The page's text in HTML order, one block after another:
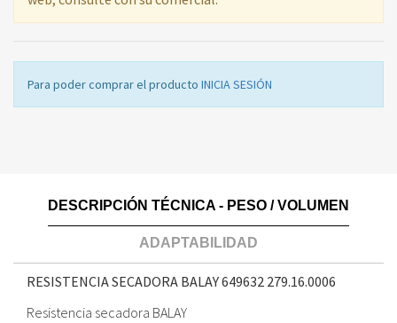
Para poder comprar el producto INICIA SESIÓN
DESCRIPCIÓN TÉCNICA - PESO / VOLUMEN
ADAPTABILIDAD
RESISTENCIA SECADORA BALAY 649632 279.16.0006
Resistencia secadora BALAY